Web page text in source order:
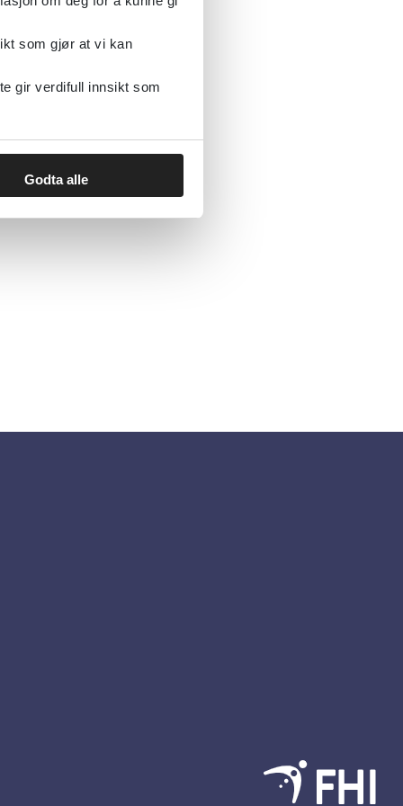
som gjør at vi kan
gir verdifull innsikt som
Godta alle